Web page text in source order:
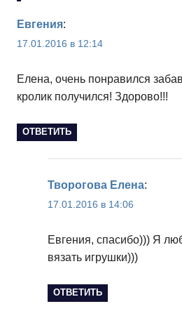
Евгения:
17.01.2016 в 12:14
Елена, очень понравился
кролик получился! Здорово!!!
ОТВЕТИТЬ
Творогова Елена:
17.01.2016 в 14:06
Евгения, спасибо))) Я
вязать игрушки)))
ОТВЕТИТЬ